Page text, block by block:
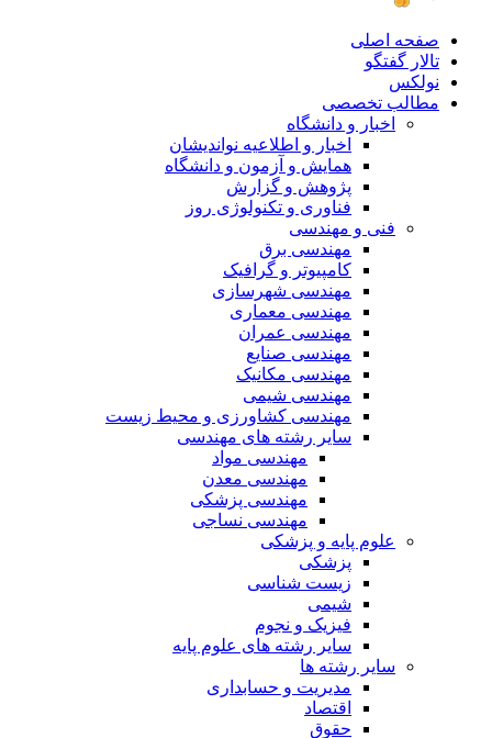
صفحه اصلی
تالار گفتگو
نولکس
مطالب تخصصی
اخبار و دانشگاه
اخبار و اطلاعیه نواندیشان
همایش و آزمون و دانشگاه
پژوهش و گزارش
فناوری و تکنولوژی روز
فنی و مهندسی
مهندسی برق
کامپیوتر و گرافیک
مهندسی شهرسازی
مهندسی معماری
مهندسی عمران
مهندسی صنایع
مهندسی مکانیک
مهندسی شیمی
مهندسی کشاورزی و محیط زیست
سایر رشته های مهندسی
مهندسی مواد
مهندسی معدن
مهندسی پزشکی
مهندسی نساجی
علوم پایه و پزشکی
پزشکی
زیست شناسی
شیمی
فیزیک و نجوم
سایر رشته های علوم پایه
سایر رشته ها
مدیریت و حسابداری
اقتصاد
حقوق